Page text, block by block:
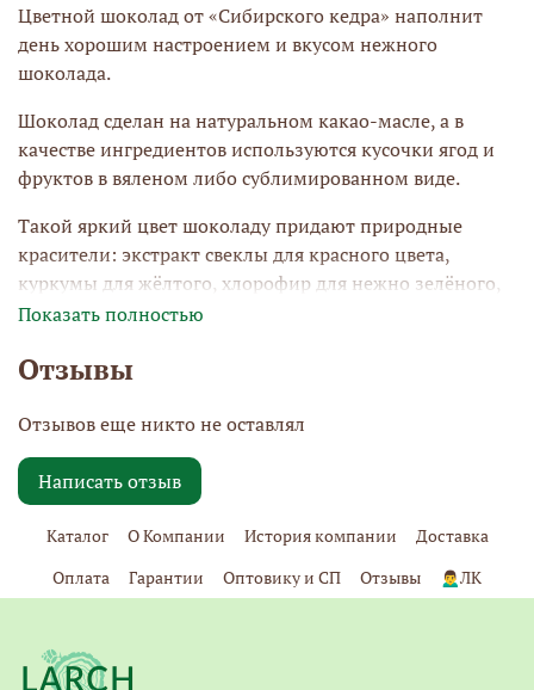
Цветной шоколад от «Сибирского кедра» наполнит
день хорошим настроением и вкусом нежного
шоколада.
Шоколад сделан на натуральном какао-масле, а в
качестве ингредиентов используются кусочки ягод и
фруктов в вяленом либо сублимированном виде.
Такой яркий цвет шоколаду придают природные
красители: экстракт свеклы для красного цвета,
куркумы для жёлтого, хлорофир для нежно зелёного,
спирулина для зелёно-сиреневого.
Никаких лишних добавок, только вкус, только
позитивные эмоции.
Показать полностью
Отзывы
Отзывов еще никто не оставлял
Написать отзыв
Каталог О Компании История компании
Доставка
Оплата
Гарантии Оптовику и СП Отзывы 🙍‍♂️ЛК